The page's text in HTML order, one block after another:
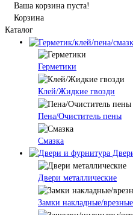
Ваша корзина пуста!
Корзина
Каталог
Герметики
Клей/Жидкие гвозди
Пена/Очиститель пены
Смазка
Двери металлические
Замки накладные/врезные